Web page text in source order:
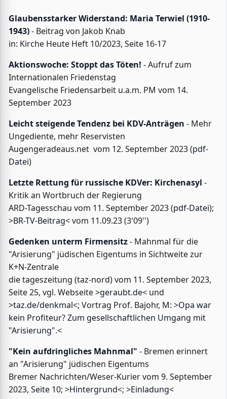
Glaubensstarker Widerstand: Maria Terwiel (1910-
1943)- Beitrag von Jakob Knab
in: Kirche Heute Heft 10/2023, Seite 16-17
Aktionswoche: Stoppt das Töten! - Aufruf zum
Internationalen Friedenstag
Evangelische Friedensarbeit u.a.m. PM vom 14.
September 2023
Leicht steigende Tendenz bei KDV-Anträgen - Mehr
Ungediente, mehr Reservisten
Augengeradeaus.net vom 12. September 2023 (pdf-
Datei)
Letzte Rettung für russische KDVer: Kirchenasyl -
Kritik an Wortbruch der Regierung
ARD-Tagesschau vom 11. September 2023 (pdf-Datei);
>BR-TV-Beitrag< vom 11.09.23 (3'09'')
Gedenken unterm Firmensitz- Mahnmal für die
"Arisierung" jüdischen Eigentums in Sichtweite zur
K+N-Zentrale
die tageszeitung (taz-nord) vom 11. September 2023,
Seite 25, vgl. Webseite >geraubt.de< und
>taz.de/denkmal<; Vortrag Prof. Bajohr, M: >Opa war
kein Profiteur? Zum gesellschaftlichen Umgang mit
"Arisierung".<
"Kein aufdringliches Mahnmal" - Bremen erinnert
an "Arisierung" jüdischen Eigentums
Bremer Nachrichten/Weser-Kurier vom 9. September
2023, Seite 10; >Hintergrund<; >Einladung<